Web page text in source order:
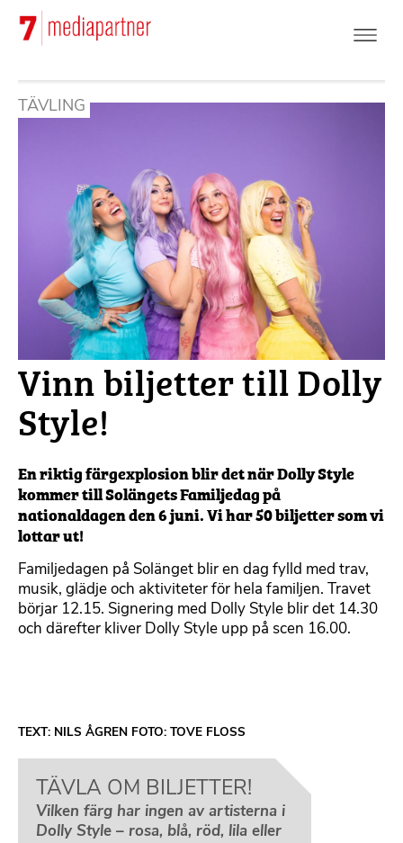
Hoppa
huvudinnehåll
TÄVLING
Vinn biljetter till Dolly
Style!
En riktig färgexplosion blir det när Dolly Style
kommer till Solängets Familjedag på
nationaldagen den 6 juni. Vi har 50 biljetter som vi
lottar ut!
Familjedagen på Solänget blir en dag fylld med trav,
musik, glädje och aktiviteter för hela familjen. Travet
börjar 12.15. Signering med Dolly Style blir det 14.30
och därefter kliver Dolly Style upp på scen 16.00.
TEXT: NILS ÅGREN FOTO: TOVE FLOSS
TÄVLA OM BILJETTER!
Vilken färg har ingen av artisterna i
Dolly Style – rosa, blå, röd, lila eller